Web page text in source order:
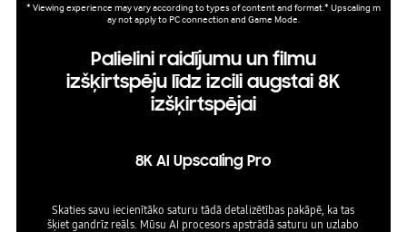
* Viewing experience may vary according to types of content and format.* Upscaling m
ay not apply to PC connection and Game Mode.
Palielini raidījumu un filmu
izšķirtspēju līdz izcili augstai 8K
izšķirtspējai
8K AI Upscaling Pro
Skaties savu iecienītāko saturu tādā detalizētības pakāpē, ka tas
šķiet gandrīz reāls. Mūsu AI procesors apstrādā saturu un uzlabo